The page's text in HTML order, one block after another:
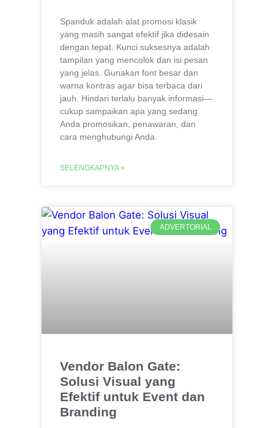
Spanduk adalah alat promosi klasik
yang masih sangat efektif jika didesain
dengan tepat. Kunci suksesnya adalah
tampilan yang mencolok dan isi pesan
yang jelas. Gunakan font besar dan
warna kontras agar bisa terbaca dari
jauh. Hindari terlalu banyak informasi—
cukup sampaikan apa yang sedang
Anda promosikan, penawaran, dan
cara menghubungi Anda.
SELENGKAPNYA »
ADVERTORIAL
Vendor Balon Gate:
Solusi Visual yang
Efektif untuk Event dan
Branding